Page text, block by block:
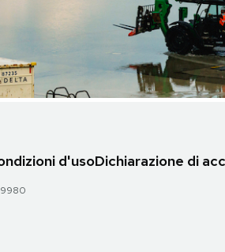
d'usoDichiarazione di
9980